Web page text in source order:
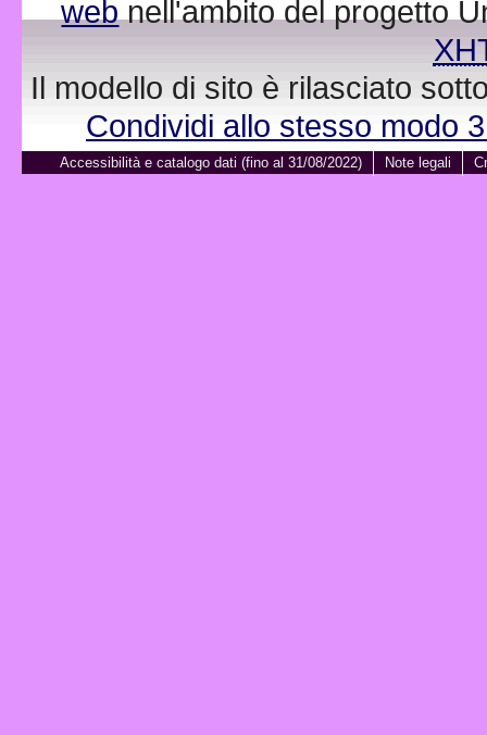
webnell'ambito del progetto
Il modello di sito è rilasciato
Condividi allo stesso modo
Accessibilità e catalogo dati (fino al 31/08/2022) Note legali